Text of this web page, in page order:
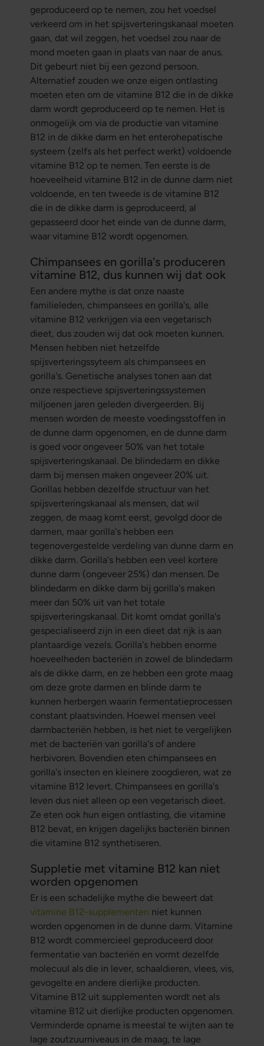
geproduceerd op te nemen, zou het voedsel
verkeerd om in het spijsverteringskanaal moeten
gaan, dat wil zeggen, het voedsel zou naar de
mond moeten gaan in plaats van naar de anus.
Dit gebeurt niet bij een gezond persoon.
Alternatief zouden we onze eigen ontlasting
moeten eten om de vitamine B12 die in de dikke
darm wordt geproduceerd op te nemen. Het is
onmogelijk om via de productie van vitamine
B12 in de dikke darm en het enterohepatische
systeem (zelfs als het perfect werkt) voldoende
vitamine B12 op te nemen. Ten eerste is de
hoeveelheid vitamine B12 in de dunne darm niet
voldoende, en ten tweede is de vitamine B12
die in de dikke darm is geproduceerd, al
gepasseerd door het einde van de dunne darm,
waar vitamine B12 wordt opgenomen.
Chimpansees en gorilla's produceren
vitamine B12, dus kunnen wij dat ook
Een andere mythe is dat onze naaste
familieleden, chimpansees en gorilla's, alle
vitamine B12 verkrijgen via een vegetarisch
dieet, dus zouden wij dat ook moeten kunnen.
Mensen hebben niet hetzelfde
spijsverteringssyteem als chimpansees en
gorilla's. Genetische analyses tonen aan dat
onze respectieve spijsverteringssystemen
miljoenen jaren geleden divergeerden. Bij
mensen worden de meeste voedingsstoffen in
de dunne darm opgenomen, en de dunne darm
is goed voor ongeveer 50% van het totale
spijsverteringskanaal. De blindedarm en dikke
darm bij mensen maken ongeveer 20% uit.
Gorillas hebben dezelfde structuur van het
spijsverteringskanaal als mensen, dat wil
zeggen, de maag komt eerst, gevolgd door de
darmen, maar gorilla's hebben een
tegenovergestelde verdeling van dunne darm en
dikke darm. Gorilla's hebben een veel kortere
dunne darm (ongeveer 25%) dan mensen. De
blindedarm en dikke darm bij gorilla's maken
meer dan 50% uit van het totale
spijsverteringskanaal. Dit komt omdat gorilla's
gespecialiseerd zijn in een dieet dat rijk is aan
plantaardige vezels. Gorilla's hebben enorme
hoeveelheden bacteriën in zowel de blindedarm
als de dikke darm, en ze hebben een grote maag
om deze grote darmen en blinde darm te
kunnen herbergen waarin fermentatieprocessen
constant plaatsvinden. Hoewel mensen veel
darmbacteriën hebben, is het niet te vergelijken
met de bacteriën van gorilla's of andere
herbivoren. Bovendien eten chimpansees en
gorilla's insecten en kleinere zoogdieren, wat ze
vitamine B12 levert. Chimpansees en gorilla's
leven dus niet alleen op een vegetarisch dieet.
Ze eten ook hun eigen ontlasting, die vitamine
B12 bevat, en krijgen dagelijks bacteriën binnen
die vitamine B12 synthetiseren.
Suppletie met vitamine B12 kan niet
worden opgenomen
Er is een schadelijke mythe die beweert dat
vitamine B12-supplementen niet kunnen
worden opgenomen in de dunne darm. Vitamine
B12 wordt commercieel geproduceerd door
fermentatie van bacteriën en vormt dezelfde
molecuul als die in lever, schaaldieren, vlees, vis,
gevogelte en andere dierlijke producten.
Vitamine B12 uit supplementen wordt net als
vitamine B12 uit dierlijke producten opgenomen.
Verminderde opname is meestal te wijten aan te
lage zoutzuurniveaus in de maag, te lage